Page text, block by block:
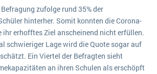
zufolge rund 35% der
hinterher. Somit konnten die Corona-
ihr erhofftes Ziel anscheinend nicht erfüllen.
schwieriger Lage wird die Quote sogar auf
Ein Viertel der Befragten sieht
an ihren Schulen als erschöpft